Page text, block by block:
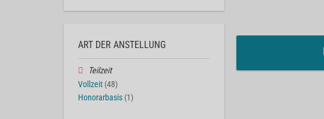
ART DER ANSTELLUNG
Teilzeit
Vollzeit (48)
Honorarbasis (1)